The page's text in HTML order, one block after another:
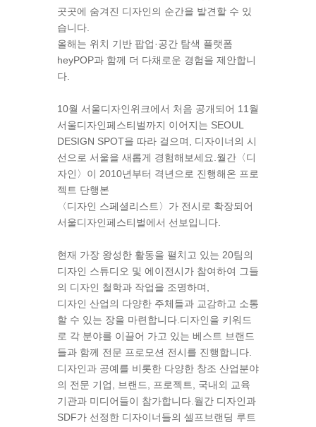
곳곳에 숨겨진 디자인의 순간을 발견할 수 있
습니다.​
올해는 위치 기반 팝업·공간 탐색 플랫폼
heyPOP과 함께 더 다채로운 경험을 제안합니
다.​
10월 서울디자인위크에서 처음 공개되어 11월
서울디자인페스티벌까지 이어지는 SEOUL
DESIGN SPOT을 따라 걸으며, 디자이너의 시
선으로 서울을 새롭게 경험해보세요.​ 월간〈디
자인〉이 2010년부터 격년으로 진행해온 프로
젝트 단행본
〈디자인 스페셜리스트〉가 전시로 확장되어
서울디자인페스티벌에서 선보입니다.
현재 가장 왕성한 활동을 펼치고 있는 20팀의
디자인 스튜디오 및 에이전시가 참여하여 그들
의 디자인 철학과 작업을 조명하며,
디자인 산업의 다양한 주체들과 교감하고 소통
할 수 있는 장을 마련합니다. 디자인을 키워드
로 각 분야를 이끌어 가고 있는 베스트 브랜드
들과 함께 전문 프로모션 전시를 진행합니다.
디자인과 공예를 비롯한 다양한 창조 산업분야
의 전문 기업, 브랜드, 프로젝트, 국내외 교육
기관과 미디어들이 참가합니다. 월간 디자인과
SDF가 선정한 디자이너들의 셀프브랜딩 루트